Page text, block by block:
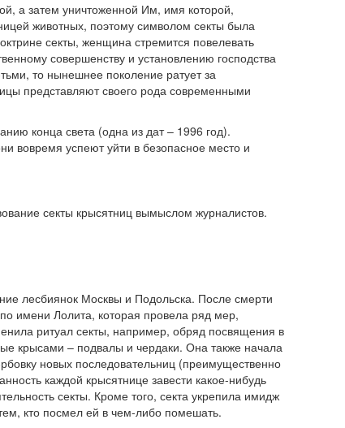
а затем уничтоженной Им, имя которой,
животных, поэтому символом секты была
секты, женщина стремится повелевать
совершенству и установлению господства
то нынешнее поколение ратует за
представляют своего рода современными
конца света (одна из дат – 1996 год).
вовремя успеют уйти в безопасное место и
секты крысятниц вымыслом журналистов.
лесбиянок Москвы и Подольска. После смерти
имени Лолита, которая провела ряд мер,
ритуал секты, например, обряд посвящения в
крысами – подвалы и чердаки. Она также начала
новых последовательниц (преимущественно
каждой крысятнице завести какое-нибудь
секты. Кроме того, секта укрепила имидж
кто посмел ей в чем-либо помешать.